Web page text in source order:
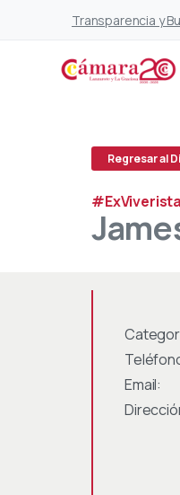
Transparencia y
Regresar al
#ExViverista
Email: